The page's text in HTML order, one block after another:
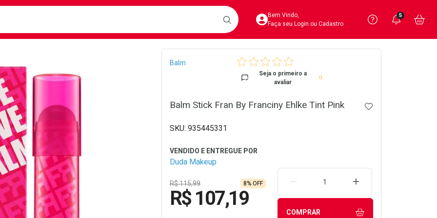
BUSCARAcesse sua Conta
Bem Vindo,
Faça seu Login ou Cadastro
Precisa
Ver Recursos
Você
5
Breadcrumb
Balm
Seja o primeiro a
avaliar
0
Balm Stick Fran By Franciny Ehlke Tint Pink ADICIONAR AOS
935445331
Duda Makeup
R$ 115,99 8% OFF
R$ 107,19
REMOVER UMA UNIDADEAUMENTAR UMA
COMPRAR